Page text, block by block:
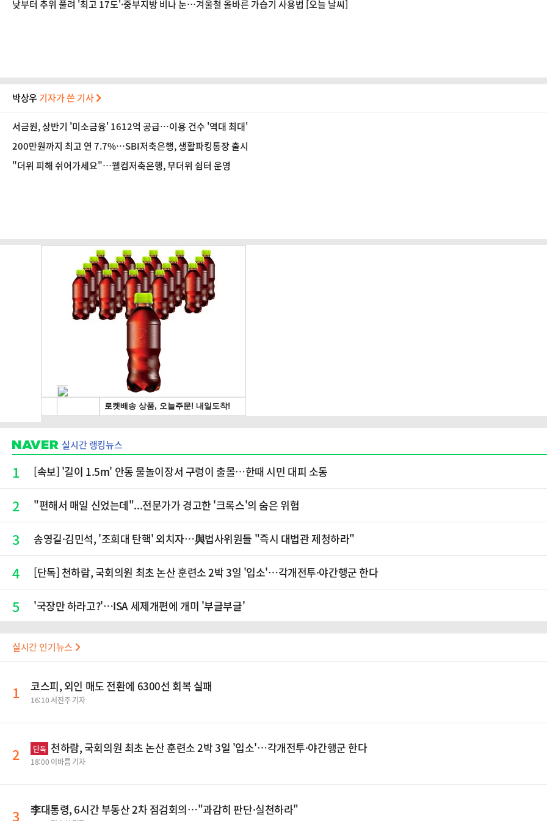
낮부터 추위 풀려 '최고 17도'·중부지방 비나 눈…겨울철 올바른 가습기 사용법 [오늘 날씨]
박상우 기자가 쓴 기사
서금원, 상반기 '미소금융' 1612억 공급…이용 건수 '역대 최대'
200만원까지 최고 연 7.7%…SBI저축은행, 생활파킹통장 출시
"더위 피해 쉬어가세요"…웰컴저축은행, 무더위 쉼터 운영
실시간 랭킹뉴스
1 [속보] '길이 1.5m' 안동 물놀이장서 구렁이 출몰…한때 시민 대피 소동
2 "편해서 매일 신었는데"...전문가가 경고한 '크록스'의 숨은 위험
3 송영길·김민석, '조희대 탄핵' 외치자…與법사위원들 "즉시 대법관 제청하라"
4 [단독] 천하람, 국회의원 최초 논산 훈련소 2박 3일 '입소'…각개전투·야간행군 한다
5 '국장만 하라고?'…ISA 세제개편에 개미 '부글부글'
실시간 인기뉴스
1 코스피, 외인 매도 전환에 6300선 회복 실패
16:10 서진주 기자
2 단독 천하람, 국회의원 최초 논산 훈련소 2박 3일 '입소'…각개전투·야간행군 한다
18:00 이바름 기자
3 李대통령, 6시간 부동산 2차 점검회의…"과감히 판단·실천하라"